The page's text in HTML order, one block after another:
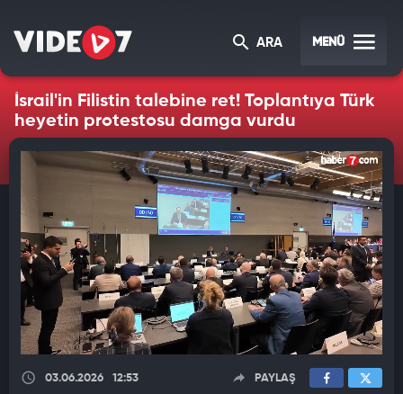
ARA MENÜ
İsrail'in Filistin talebine ret! Toplantıya Türk
heyetin protestosu damga vurdu
03.06.2026 12:53 PAYLAŞ